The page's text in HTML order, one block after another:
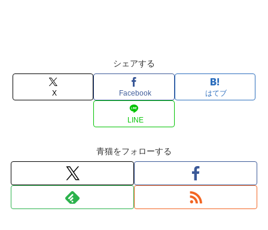
シェアする
X Facebook はてブ
LINE
青猫をフォローする